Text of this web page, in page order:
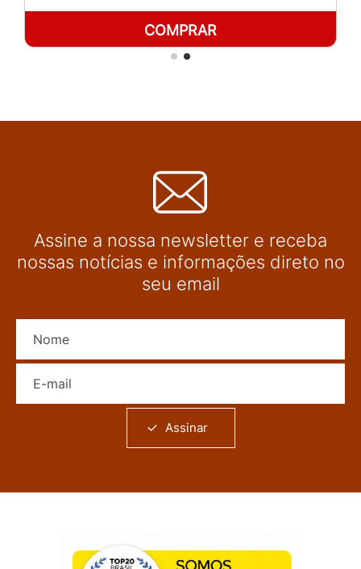
COMPRAR
Assine a nossa newsletter e receba
nossas notícias e informações direto no
seu email
Assinar